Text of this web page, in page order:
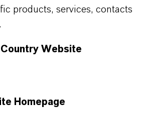
bieten
hochwertige Produkte: Wir
Denken. Im Mittelpunkt
products, services, contacts
Website
Homepage